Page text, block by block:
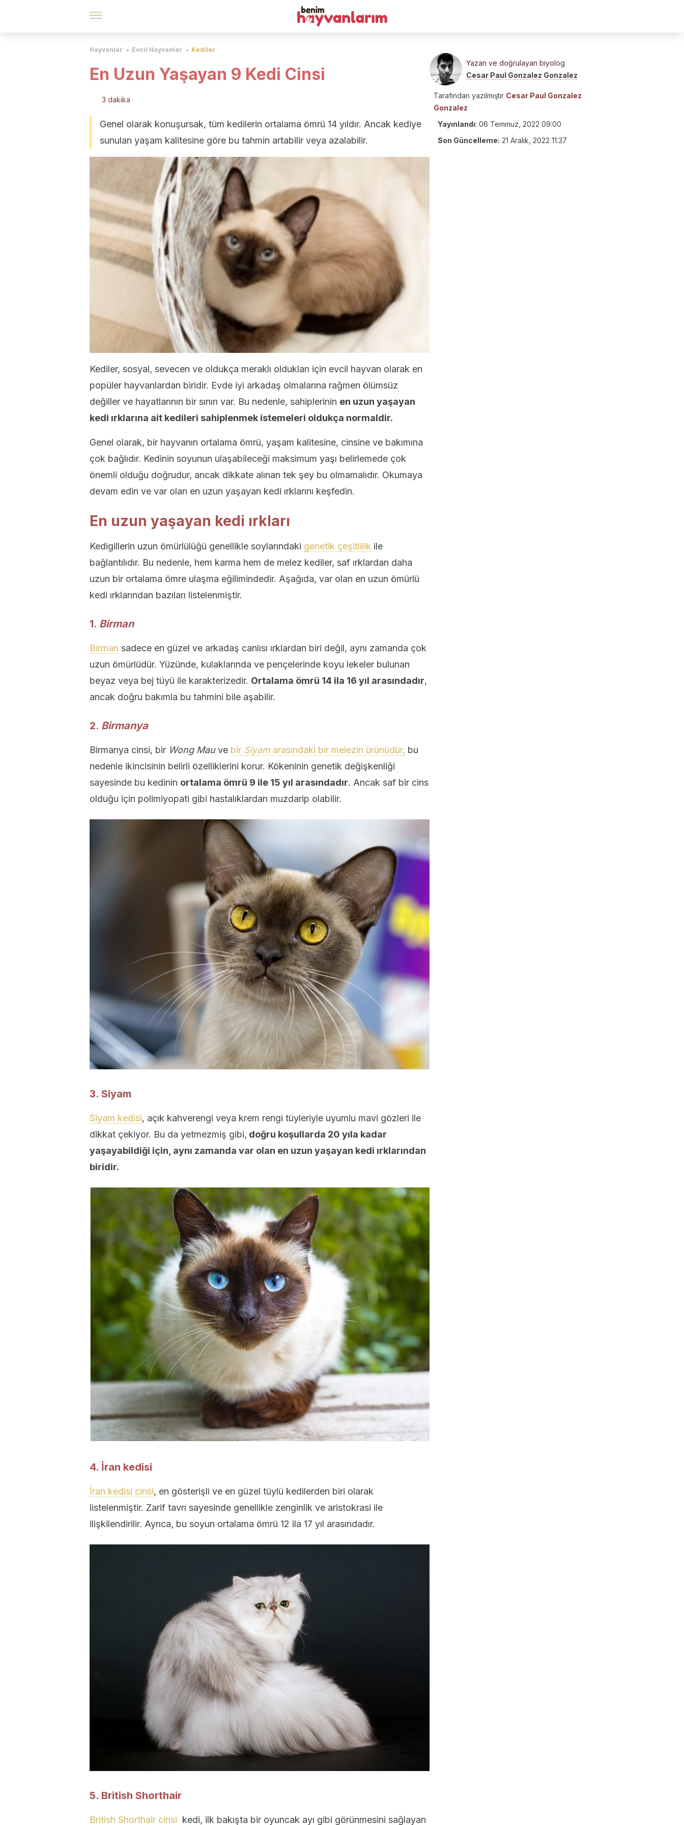
Hayvanlar Evcil Hayvanlar Kediler
En Uzun Yaşayan 9 Kedi Cinsi
3 dakika
Genel olarak konuşursak, tüm kedilerin ortalama ömrü 14 yıldır. Ancak kediye
sunulan yaşam kalitesine göre bu tahmin artabilir veya azalabilir.
Kediler, sosyal, sevecen ve oldukça meraklı oldukları için evcil hayvan olarak en
popüler hayvanlardan biridir. Evde iyi arkadaş olmalarına rağmen ölümsüz
değiller ve hayatlarının bir sınırı var. Bu nedenle, sahiplerinin en uzun yaşayan
kedi ırklarına ait kedileri sahiplenmek istemeleri oldukça normaldir.
Genel olarak, bir hayvanın ortalama ömrü, yaşam kalitesine, cinsine ve bakımına
çok bağlıdır. Kedinin soyunun ulaşabileceği maksimum yaşı belirlemede çok
önemli olduğu doğrudur, ancak dikkate alınan tek şey bu olmamalıdır. Okumaya
devam edin ve var olan en uzun yaşayan kedi ırklarını keşfedin.
En uzun yaşayan kedi ırkları
Kedigillerin uzun ömürlülüğü genellikle soylarındaki genetik çeşitlilik ile
bağlantılıdır. Bu nedenle, hem karma hem de melez kediler, saf ırklardan daha
uzun bir ortalama ömre ulaşma eğilimindedir. Aşağıda, var olan en uzun ömürlü
kedi ırklarından bazıları listelenmiştir.
1. Birman
Birman sadece en güzel ve arkadaş canlısı ırklardan biri değil, aynı zamanda çok
uzun ömürlüdür. Yüzünde, kulaklarında ve pençelerinde koyu lekeler bulunan
beyaz veya bej tüyü ile karakterizedir. Ortalama ömrü 14 ila 16 yıl arasındadır,
ancak doğru bakımla bu tahmini bile aşabilir.
2. Birmanya
Birmanya cinsi, bir Wong Mauve bir Siyam arasındaki bir melezin ürünüdür, bu
nedenle ikincisinin belirli özelliklerini korur. Kökeninin genetik değişkenliği
sayesinde bu kedinin ortalama ömrü 9 ile 15 yıl arasındadır. Ancak saf bir cins
olduğu için polimiyopati gibi hastalıklardan muzdarip olabilir.
3. Siyam
Siyam kedisi, açık kahverengi veya krem rengi tüyleriyle uyumlu mavi gözleri ile
dikkat çekiyor. Bu da yetmezmiş gibi, doğru koşullarda 20 yıla kadar
yaşayabildiği için, aynı zamanda var olan en uzun yaşayan kedi ırklarından
biridir.
4. İran kedisi
İran kedisi cinsi, en gösterişli ve en güzel tüylü kedilerden biri olarak
listelenmiştir. Zarif tavrı sayesinde genellikle zenginlik ve aristokrasi ile
ilişkilendirilir. Ayrıca, bu soyun ortalama ömrü 12 ila 17 yıl arasındadır.
5. British Shorthair
British Shorthair cinsi kedi, ilk bakışta bir oyuncak ayı gibi görünmesini sağlayan
Yazan ve doğrulayan biyolog
Cesar Paul Gonzalez Gonzalez
Tarafından yazılmıştır Cesar Paul Gonzalez
Gonzalez
Yayınlandı: 06 Temmuz, 2022 09:00
Son Güncelleme: 21 Aralık, 2022 11:37